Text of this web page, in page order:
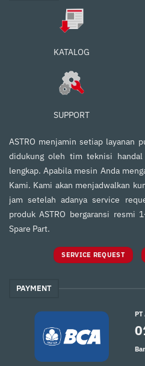
KATALOG
SUPPORT
ASTRO menjamin setiap layanan
didukung oleh tim teknisi
lengkap. Apabila mesin Anda
Kami. Kami akan menjadwalkan
jam setelah adanya service
produk ASTRO bergaransi resmi
Spare Part.
SERVICE REQUEST
PAYMENT
PT